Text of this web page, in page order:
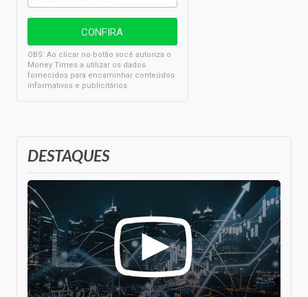
DESTAQUES
OBS: Ao clicar no botão você autoriza o
Money Times a utilizar os dados
fornecidos para encaminhar conteúdos
informativos e publicitários.